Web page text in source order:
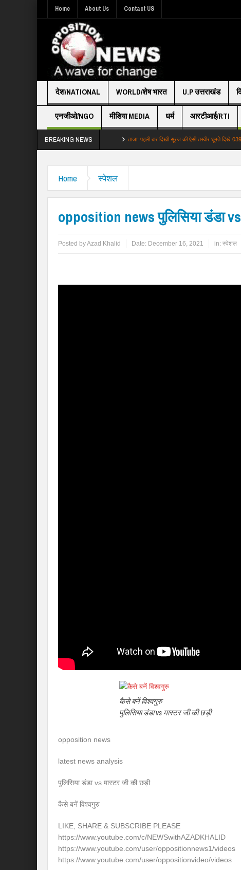
Home About Us Contact US
देश/NATIONAL WORLD/शेष भारत U.P उत्तराखंड
एनजीओ/NGO मीडिया MEDIA धर्म आरटीआई/RTI
BREAKING NEWS
दिल्लीNCR में भारी बारिश नो… ताजा: पहली बार दिखी सूरज की ऐसी तस्वीर घूमते दिखे 039आग क…
Home स्पेशल
opposition news पुलिसिया डंडा
Posted byAzad Khalid Date: December 16, 2021 in: स्पेशल
कैसे बनें विश्वगुरु
पुलिसिया डंडा vs मास्टर जी की छड़ी
opposition news
latest news analysis
पुलिसिया डंडा vs मास्टर जी की छड़ी
कैसे बनें विश्वगुरु
LIKE, SHARE & SUBSCRIBE PLEASE
https://www.youtube.com/c/NEWSwithAZADKHALID
https://www.youtube.com/user/oppositionnews1/videos
https://www.youtube.com/user/oppositionvideo/videos